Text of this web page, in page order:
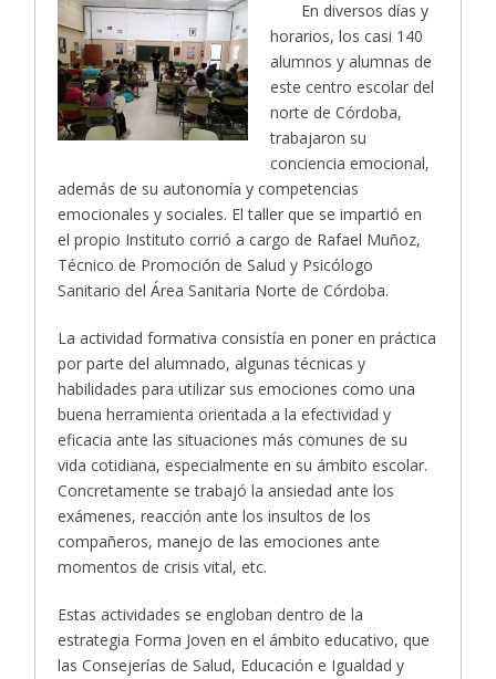
En diversos días y
horarios, los casi 140
alumnos y alumnas de
este centro escolar del
norte de Córdoba,
trabajaron su
conciencia emocional,
además de su autonomía y competencias
emocionales y sociales. El taller que se impartió en
el propio Instituto corrió a cargo de Rafael Muñoz,
Técnico de Promoción de Salud y Psicólogo
Sanitario del Área Sanitaria Norte de Córdoba.
La actividad formativa consistía en poner en práctica
por parte del alumnado, algunas técnicas y
habilidades para utilizar sus emociones como una
buena herramienta orientada a la efectividad y
eficacia ante las situaciones más comunes de su
vida cotidiana, especialmente en su ámbito escolar.
Concretamente se trabajó la ansiedad ante los
exámenes, reacción ante los insultos de los
compañeros, manejo de las emociones ante
momentos de crisis vital, etc.
Estas actividades se engloban dentro de la
estrategia Forma Joven en el ámbito educativo, que
las Consejerías de Salud, Educación e Igualdad y